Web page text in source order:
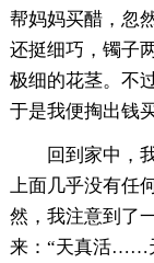
帮妈妈买醋，忽
还挺细巧，镯子
极细的花茎。不
于是我便掏出钱
回到家中，
上面几乎没有任
然，我注意到了
来：“天真活……